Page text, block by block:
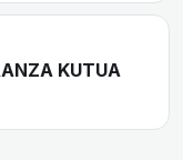
KUTUA